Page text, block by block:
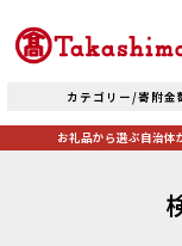
カテゴリー/寄附金
お礼品から選ぶ自治体